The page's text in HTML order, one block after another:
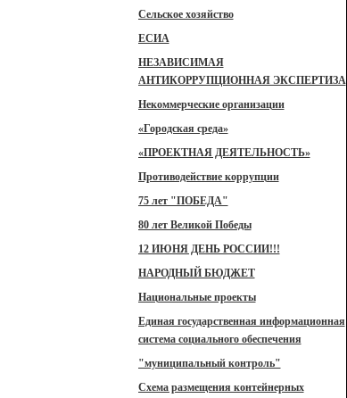
Сельское хозяйство
ЕСИА
НЕЗАВИСИМАЯ
АНТИКОРРУПЦИОННАЯ ЭКСПЕРТИЗА
Некоммерческие организации
«Городская среда»
«ПРОЕКТНАЯ ДЕЯТЕЛЬНОСТЬ»
Противодействие коррупции
75 лет "ПОБЕДА"
80 лет Великой Победы
12 ИЮНЯ ДЕНЬ РОССИИ!!!
НАРОДНЫЙ БЮДЖЕТ
Национальные проекты
Единая государственная информационная
система социального обеспечения
"муниципальный контроль"
Схема размещения контейнерных